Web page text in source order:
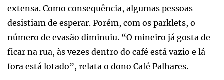
extensa. Como consequência, algumas pessoas
desistiam de esperar. Porém, com os parklets, o
número de evasão diminuiu. “O mineiro já gosta de
ficar na rua, às vezes dentro do café está vazio e lá
fora está lotado”, relata o dono Café Palhares.